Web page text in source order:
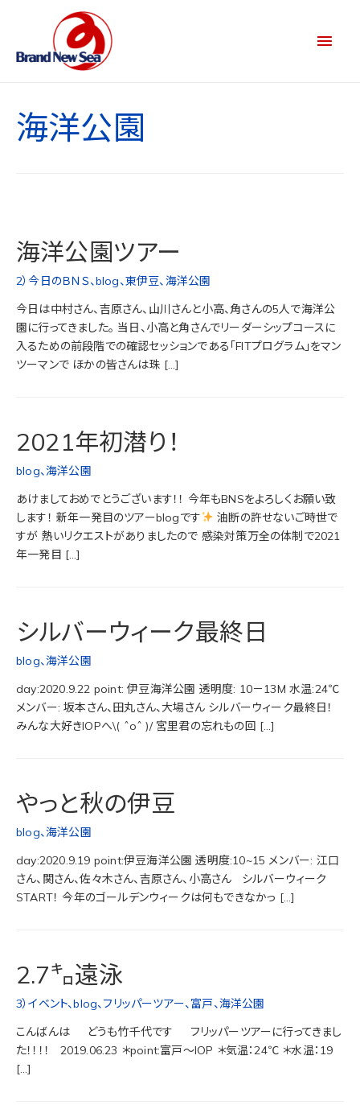
海洋公園
海洋公園ツアー
2）今日のＢＮＳ、blog、東伊豆、海洋公園
今日は中村さん、吉原さん、山川さんと小高、角さんの5人で海洋公
園に行ってきました。 当日、小高と角さんでリーダーシップコースに
入るための前段階での確認セッションである「FITプログラム」をマン
ツーマンで ほかの皆さんは珠 […]
2021年初潜り！
blog、海洋公園
あけましておめでとうございます！！ 今年もBNSをよろしくお願い致
します！ 新年一発目のツアーblogです
油断の許せないご時世で
すが 熱いリクエストがありましたので 感染対策万全の体制で2021
年一発目 […]
シルバーウィーク最終日
blog、海洋公園
day:2020.9.22 point: 伊豆海洋公園 透明度: 10－13M 水温:24℃
メンバー: 坂本さん、田丸さん、大場さん シルバーウィーク最終日！
みんな大好きIOPへ\( ˆoˆ )/ 宮里君の忘れもの回 […]
やっと秋の伊豆
blog、海洋公園
day:2020.9.19 point:伊豆海洋公園 透明度:10~15 メンバー: 江口
さん、関さん、佐々木さん、吉原さん、小高さん シルバーウィーク
START！ 今年のゴールデンウィークは何もできなかっ […]
2.7㌔遠泳
3）イベント、blog、フリッパーツアー、富戸、海洋公園
こんばんは どうも竹千代です フリッパーツアーに行ってきまし
た！！！！ 2019.06.23 ＊point:富戸～IOP ＊気温：24℃ ＊水温：19
[…]